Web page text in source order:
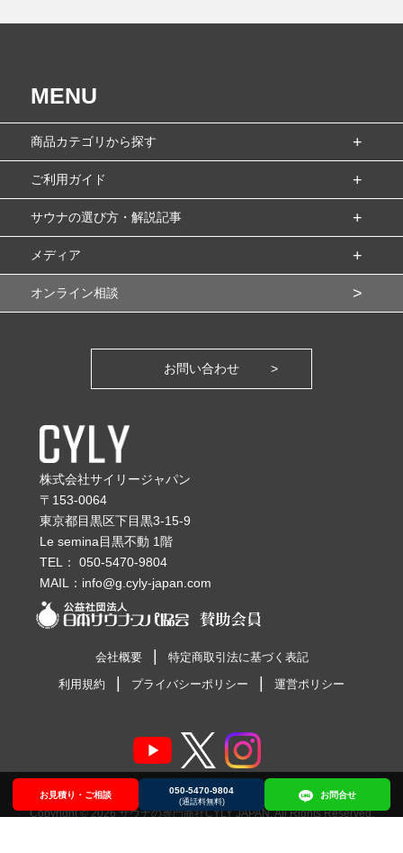
お見積り・ご相談 050-5470-9804
(通話料無料)
お問合せ
MENU
商品カテゴリから探す
ご利用ガイド
サウナの選び方・解説記事
メディア
オンライン相談
お問い合わせ
株式会社サイリージャパン
〒153-0064
東京都目黒区下目黒3-15-9
Le semina目黒不動 1階
TEL： 050-5470-9804
MAIL： info@g.cyly-japan.com
会社概要
特定商取引法に基づく表記
利用規約
プライバシーポリシー 運営ポリシー
Copyright © 2026サウナの専門商社CYLY JAPAN. All Rights Reserved.
お見積り・ご相談 050-5470-9804 お問合せ